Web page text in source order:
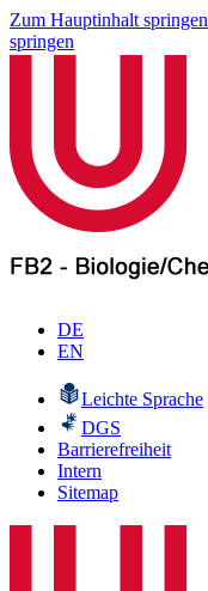
Zum Hauptinhalt springen
springen
DE
EN
Leichte Sprache
DGS
Barrierefreiheit
Intern
Sitemap